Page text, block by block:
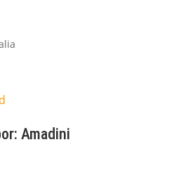
Amadini